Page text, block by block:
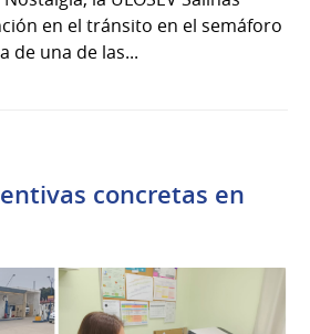
en el tránsito en el semáforo
de una de las...
concretas en